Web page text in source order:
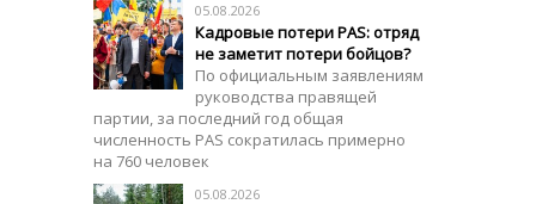
05.08.2026
Кадровые потери PAS: отряд
не заметит потери бойцов?
По официальным заявлениям
руководства правящей
партии, за последний год общая
численность PAS сократилась примерно
на 760 человек
05.08.2026